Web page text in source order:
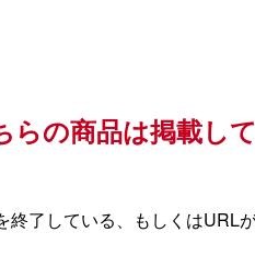
らの商品は掲載し
終了している、もしくはURL